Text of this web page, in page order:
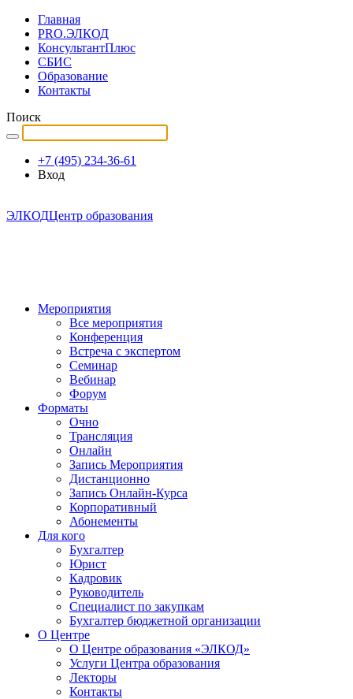
Главная
PRO.ЭЛКОД
КонсультантПлюс
СБИС
Образование
Контакты
Поиск
+7 (495) 234-36-61
Вход
ЭЛКОДЦентр образования
Мероприятия
Все мероприятия
Конференция
Встреча с экспертом
Семинар
Вебинар
Форум
Форматы
Очно
Трансляция
Онлайн
Запись Мероприятия
Дистанционно
Запись Онлайн-Курса
Корпоративный
Абонементы
Для кого
Бухгалтер
Юрист
Кадровик
Руководитель
Специалист по закупкам
Бухгалтер бюджетной организации
О Центре
О Центре образования «ЭЛКОД»
Услуги Центра образования
Лекторы
Контакты